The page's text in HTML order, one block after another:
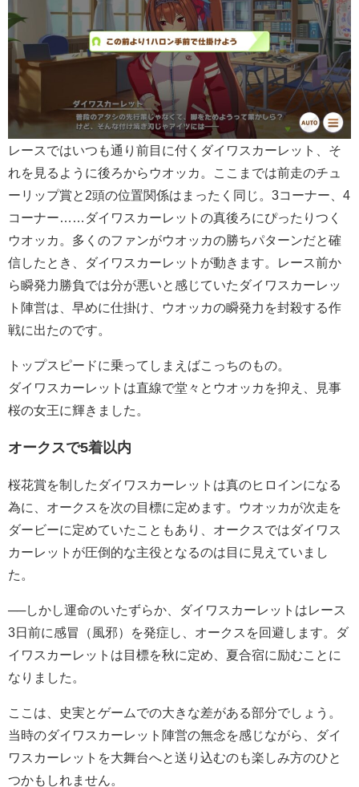
レースではいつも通り前目に付くダイワスカーレット、そ
れを見るように後ろからウオッカ。ここまでは前走のチュ
ーリップ賞と2頭の位置関係はまったく同じ。3コーナー、4
コーナー……ダイワスカーレットの真後ろにぴったりつく
ウオッカ。多くのファンがウオッカの勝ちパターンだと確
信したとき、ダイワスカーレットが動きます。レース前か
ら瞬発力勝負では分が悪いと感じていたダイワスカーレッ
ト陣営は、早めに仕掛け、ウオッカの瞬発力を封殺する作
戦に出たのです。
トップスピードに乗ってしまえばこっちのもの。
ダイワスカーレットは直線で堂々とウオッカを抑え、見事
桜の女王に輝きました。
オークスで5着以内
桜花賞を制したダイワスカーレットは真のヒロインになる
為に、オークスを次の目標に定めます。ウオッカが次走を
ダービーに定めていたこともあり、オークスではダイワス
カーレットが圧倒的な主役となるのは目に見えていまし
た。
──しかし運命のいたずらか、ダイワスカーレットはレース
3日前に感冒（風邪）を発症し、オークスを回避します。ダ
イワスカーレットは目標を秋に定め、夏合宿に励むことに
なりました。
ここは、史実とゲームでの大きな差がある部分でしょう。
当時のダイワスカーレット陣営の無念を感じながら、ダイ
ワスカーレットを大舞台へと送り込むのも楽しみ方のひと
つかもしれません。